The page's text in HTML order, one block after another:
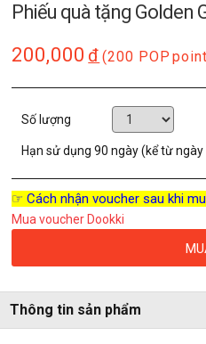
Phiếu quà tặng Golden
200,000 đ (200 POP
Số lượng
Hạn sử dụng90 ngày (kể từ
☞ Cách nhận voucher sau khi
Mua voucher Dookki
Thông tin sản phẩm